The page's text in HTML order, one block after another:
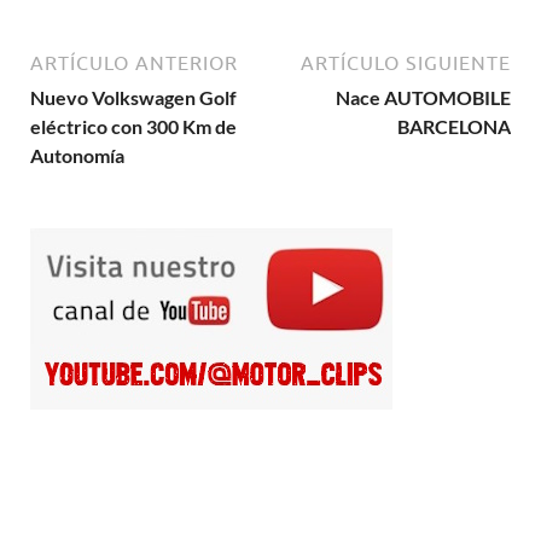
ARTÍCULO ANTERIOR
Nuevo Volkswagen Golf
eléctrico con 300 Km de
Autonomía
ARTÍCULO SIGUIENTE
Nace AUTOMOBILE
BARCELONA